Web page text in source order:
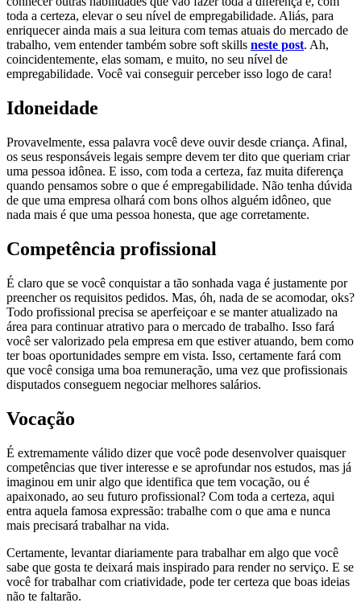
toda a certeza, elevar o seu nível de empregabilidade. Aliás, para
enriquecer ainda mais a sua leitura com temas atuais do mercado de
trabalho, vem entender também sobre soft skills neste post. Ah,
coincidentemente, elas somam, e muito, no seu nível de
empregabilidade. Você vai conseguir perceber isso logo de cara!
Idoneidade
Provavelmente, essa palavra você deve ouvir desde criança. Afinal,
os seus responsáveis legais sempre devem ter dito que queriam criar
uma pessoa idônea. E isso, com toda a certeza, faz muita diferença
quando pensamos sobre o que é empregabilidade. Não tenha dúvida
de que uma empresa olhará com bons olhos alguém idôneo, que
nada mais é que uma pessoa honesta, que age corretamente.
Competência profissional
É claro que se você conquistar a tão sonhada vaga é justamente por
preencher os requisitos pedidos. Mas, óh, nada de se acomodar, oks?
Todo profissional precisa se aperfeiçoar e se manter atualizado na
área para continuar atrativo para o mercado de trabalho. Isso fará
você ser valorizado pela empresa em que estiver atuando, bem como
ter boas oportunidades sempre em vista. Isso, certamente fará com
que você consiga uma boa remuneração, uma vez que profissionais
disputados conseguem negociar melhores salários.
Vocação
É extremamente válido dizer que você pode desenvolver quaisquer
competências que tiver interesse e se aprofundar nos estudos, mas já
imaginou em unir algo que identifica que tem vocação, ou é
apaixonado, ao seu futuro profissional? Com toda a certeza, aqui
entra aquela famosa expressão: trabalhe com o que ama e nunca
mais precisará trabalhar na vida.
Certamente, levantar diariamente para trabalhar em algo que você
sabe que gosta te deixará mais inspirado para render no serviço. E se
você for trabalhar com criatividade, pode ter certeza que boas ideias
não te faltarão.